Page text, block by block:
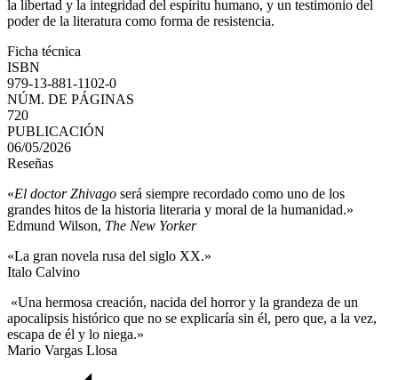
la libertad y la integridad del espíritu humano, y un testimonio del
poder de la literatura como forma de resistencia.
Ficha técnica
ISBN
979-13-881-1102-0
NÚM. DE PÁGINAS
720
PUBLICACIÓN
06/05/2026
Reseñas
«El doctor Zhivago será siempre recordado como uno de los
grandes hitos de la historia literaria y moral de la humanidad.»
Edmund Wilson, The New Yorker
«La gran novela rusa del siglo XX.»
Italo Calvino
«Una hermosa creación, nacida del horror y la grandeza de un
apocalipsis histórico que no se explicaría sin él, pero que, a la vez,
escapa de él y lo niega.»
Mario Vargas Llosa